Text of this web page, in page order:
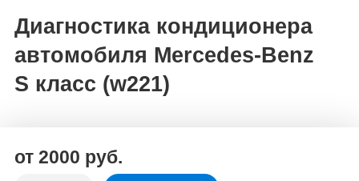
Диагностика кондиционера
автомобиля Mercedes-Benz
S класс (w221)
от 2000 руб.